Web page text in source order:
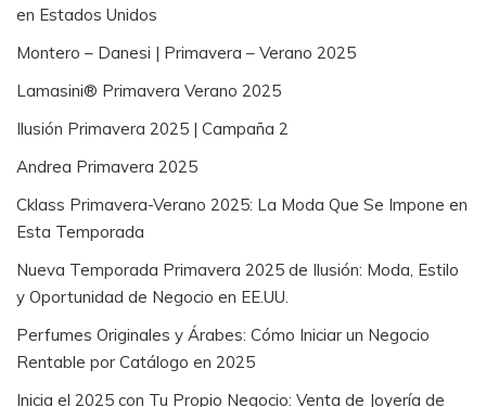
en Estados Unidos
Montero – Danesi | Primavera – Verano 2025
Lamasini® Primavera Verano 2025
Ilusión Primavera 2025 | Campaña 2
Andrea Primavera 2025
Cklass Primavera-Verano 2025: La Moda Que Se Impone en
Esta Temporada
Nueva Temporada Primavera 2025 de Ilusión: Moda, Estilo
y Oportunidad de Negocio en EE.UU.
Perfumes Originales y Árabes: Cómo Iniciar un Negocio
Rentable por Catálogo en 2025
Inicia el 2025 con Tu Propio Negocio: Venta de Joyería de